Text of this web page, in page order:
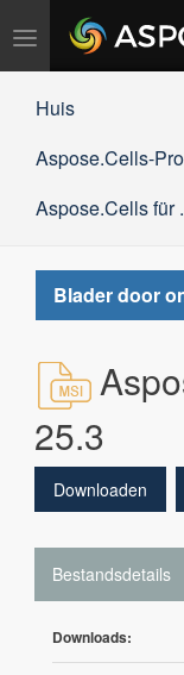
Navigation
umschalten
Huis
Aspose.Cells-
Aspose.Cells für
Blader door
25.3
Downloaden
Bestandsdetails
Downloads: